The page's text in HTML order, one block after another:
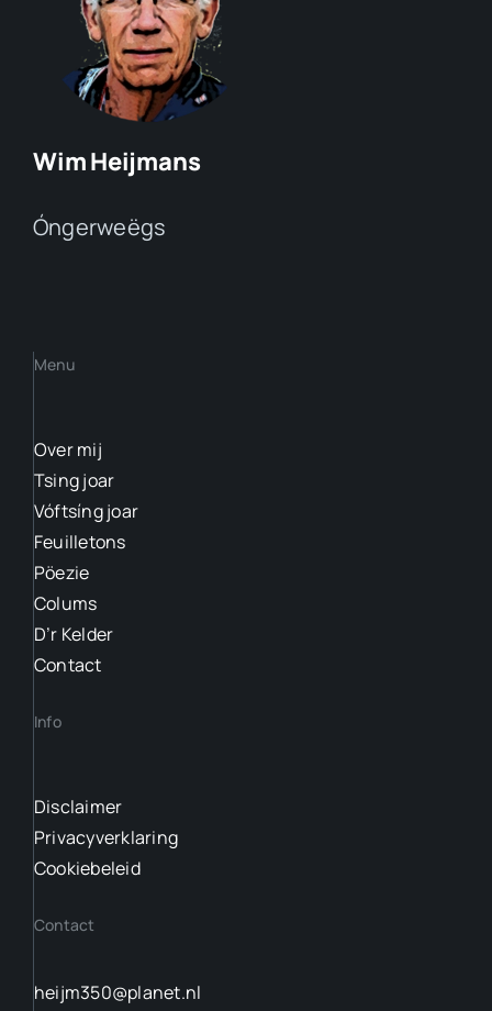
Wim Heijmans
Óngerweëgs
Menu
Over mij
Tsing joar
Vóftsíng joar
Feuilletons
Pöezie
Colums
D’r Kelder
Contact
Info
Disclaimer
Privacyverklaring
Cookiebeleid
Contact
heijm350@planet.nl